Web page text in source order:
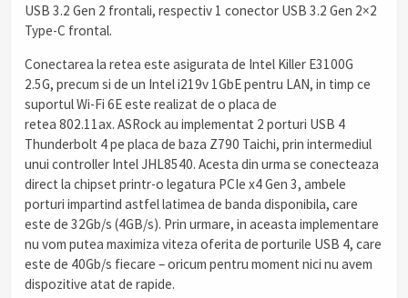
USB 3.2 Gen 2 frontali, respectiv 1 conector USB 3.2 Gen 2×2
Type-C frontal.
Conectarea la retea este asigurata de Intel Killer E3100G
2.5G, precum si de un Intel i219v 1GbE pentru LAN, in timp ce
suportul Wi-Fi 6E este realizat de o placa de
retea 802.11ax. ASRock au implementat 2 porturi USB 4
Thunderbolt 4 pe placa de baza Z790 Taichi, prin intermediul
unui controller Intel JHL8540. Acesta din urma se conecteaza
direct la chipset printr-o legatura PCIe x4 Gen 3, ambele
porturi impartind astfel latimea de banda disponibila, care
este de 32Gb/s (4GB/s). Prin urmare, in aceasta implementare
nu vom putea maximiza viteza oferita de porturile USB 4, care
este de 40Gb/s fiecare – oricum pentru moment nici nu avem
dispozitive atat de rapide.